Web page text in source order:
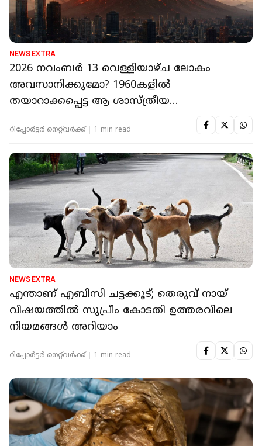
NEWS EXTRA
2026 നവംബർ 13 വെള്ളിയാഴ്ച ലോകം
അവസാനിക്കുമോ? 1960കളിൽ
തയാറാക്കപ്പെട്ട ആ ശാസ്ത്രീയ
റിപ്പോർട്ടർ നെറ്റ്‌വര്‍ക്ക്‌ 1 min read
NEWS EXTRA
എന്താണ് എബിസി ചട്ടക്കൂട്; തെരുവ് നായ്
വിഷയത്തില്‍ സുപ്രീം കോടതി ഉത്തരവിലെ
നിയമങ്ങള്‍ അറിയാം
റിപ്പോർട്ടർ നെറ്റ്‌വര്‍ക്ക്‌ 1 min read